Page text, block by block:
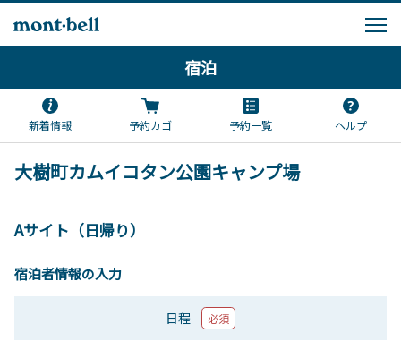
宿泊
新着情報 予約カゴ 予約一覧 ヘルプ
大樹町カムイコタン公園キャンプ場
Aサイト（日帰り）
宿泊者情報の入力
日程 必須